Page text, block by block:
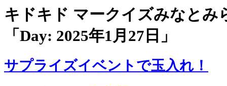
キドキド マークイズみなと
「Day: 2025年1月27日 」
サプライズイベントで玉入れ！